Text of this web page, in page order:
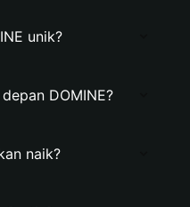
unik?
DOMINE?
naik?